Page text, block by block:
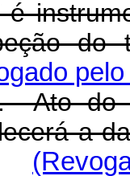
do
Ato do
a